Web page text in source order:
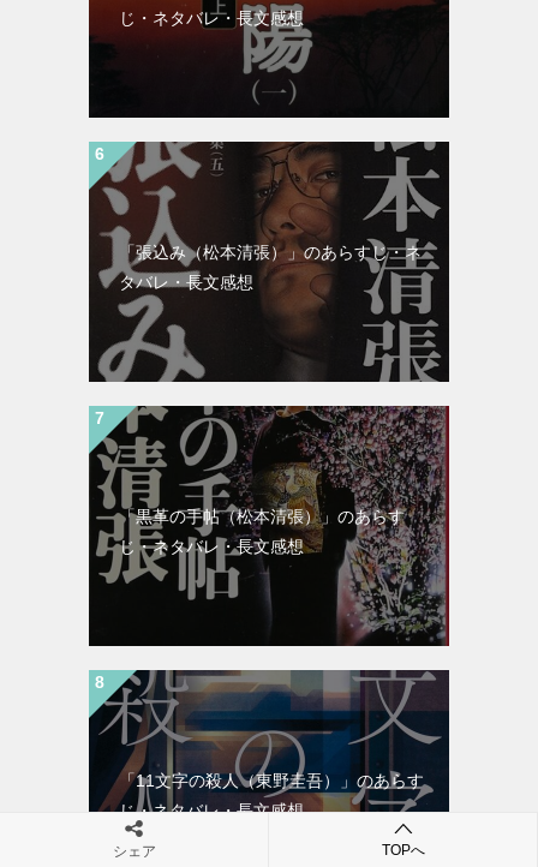
じ・ネタバレ・長文感想
「張込み（松本清張）」のあらすじ・ネ
タバレ・長文感想
「黒革の手帖（松本清張）」のあらす
じ・ネタバレ・長文感想
「11文字の殺人（東野圭吾）」のあらす
じ・ネタバレ・長文感想
シェア TOPへ